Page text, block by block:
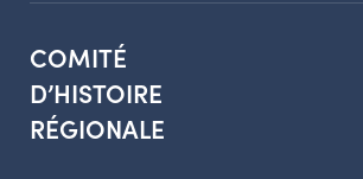
COMITÉ
D’HISTOIRE
RÉGIONALE